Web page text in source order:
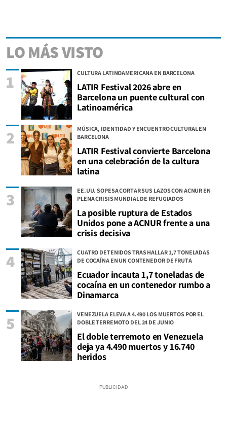
LO MÁS VISTO
CULTURA LATINOAMERICANA EN BARCELONA
LATIR Festival 2026 abre en
Barcelona un puente cultural con
Latinoamérica
1
MÚSICA, IDENTIDAD Y ENCUENTRO CULTURAL EN
BARCELONA
LATIR Festival convierte Barcelona
en una celebración de la cultura
latina
2
EE.UU. SOPESA CORTAR SUS LAZOS CON ACNUR EN
PLENA CRISIS MUNDIAL DE REFUGIADOS
La posible ruptura de Estados
Unidos pone a ACNUR frente a una
crisis decisiva
3
CUATRO DETENIDOS TRAS HALLAR 1,7 TONELADAS
DE COCAÍNA EN UN CONTENEDOR DE FRUTA
Ecuador incauta 1,7 toneladas de
cocaína en un contenedor rumbo a
Dinamarca
4
VENEZUELA ELEVA A 4.490 LOS MUERTOS POR EL
DOBLE TERREMOTO DEL 24 DE JUNIO
El doble terremoto en Venezuela
deja ya 4.490 muertos y 16.740
heridos
5